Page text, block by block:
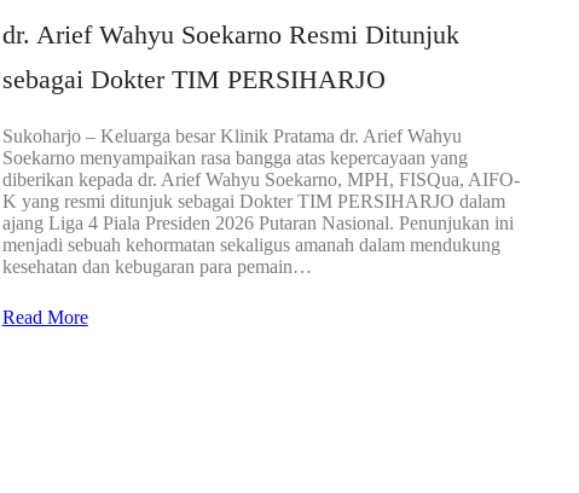
dr. Arief Wahyu Soekarno Resmi Ditunjuk
sebagai Dokter TIM PERSIHARJO
Sukoharjo – Keluarga besar Klinik Pratama dr. Arief Wahyu
Soekarno menyampaikan rasa bangga atas kepercayaan yang
diberikan kepada dr. Arief Wahyu Soekarno, MPH, FISQua, AIFO-
K yang resmi ditunjuk sebagai Dokter TIM PERSIHARJO dalam
ajang Liga 4 Piala Presiden 2026 Putaran Nasional. Penunjukan ini
menjadi sebuah kehormatan sekaligus amanah dalam mendukung
kesehatan dan kebugaran para pemain…
Read More